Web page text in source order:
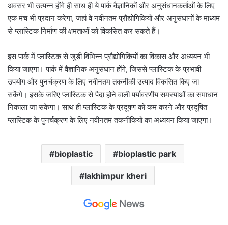
अवसर भी उत्पन्न होंगे ही साथ ही ये पार्क वैज्ञानिकों और अनुसंधानकर्ताओं के लिए
एक मंच भी प्रदान करेगा, जहां वे नवीनतम प्रौद्योगिकियों और अनुसंधानों के माध्यम
से प्लास्टिक निर्माण की क्षमताओं को विकसित कर सकते हैं।
इस पार्क में प्लास्टिक से जुड़ी विभिन्न प्रौद्योगिकियों का विकास और अध्ययन भी
किया जाएगा। पार्क में वैज्ञानिक अनुसंधान होंगे, जिससे प्लास्टिक के प्रभावी
उपयोग और पुनर्चक्रण के लिए नवीनतम तकनीकी उत्पाद विकसित किए जा
सकेंगे। इसके जरिए प्लास्टिक से पैदा होने वाली पर्यावरणीय समस्याओं का समाधान
निकाला जा सकेगा। साथ ही प्लास्टिक के प्रदूषण को कम करने और प्रदूषित
प्लास्टिक के पुनर्चक्रण के लिए नवीनतम तकनीकियों का अध्ययन किया जाएगा।
bioplastic bioplastic park
lakhimpur kheri